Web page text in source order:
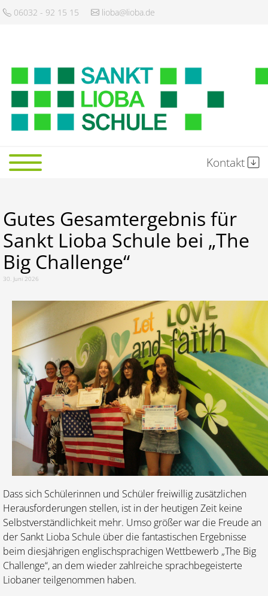
06032 - 92 15 15 lioba@lioba.de
Schule
Gemeinschaft
Lernen
Kalender
Kontakt
Gutes Gesamtergebnis für
Sankt Lioba Schule bei „The
Big Challenge“
30. Juni 2026
Dass sich Schülerinnen und Schüler freiwillig zusätzlichen
Herausforderungen stellen, ist in der heutigen Zeit keine
Selbstverständlichkeit mehr. Umso größer war die Freude an
der Sankt Lioba Schule über die fantastischen Ergebnisse
beim diesjährigen englischsprachigen Wettbewerb „The Big
Challenge“, an dem wieder zahlreiche sprachbegeisterte
Liobaner teilgenommen haben.